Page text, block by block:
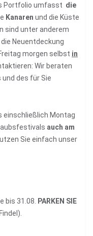
Portfolio umfasst die
Kanaren und die Küste
sind unter anderem
Neuentdeckung
morgen selbst in
Wir beraten
und des für Sie
einschließlich Montag
auch am
Sie einfach unser
bis 31.08.
PARKEN SIE